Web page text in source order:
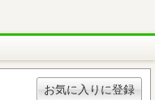
お気に入りに登録